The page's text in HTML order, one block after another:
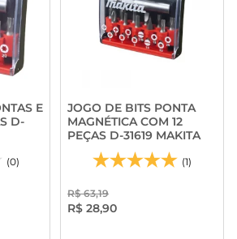
E
D-
(0)
JOGO DE BITS PONTA
MAGNÉTICA COM 12
PEÇAS D-31619 MAKITA
(1)
R$ 63,19
R$ 28,90